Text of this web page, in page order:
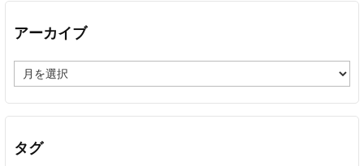
アーカイブ
ー
カ
イ
タグ